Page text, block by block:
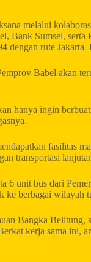
melalui
Bank Sumsel,
dengan rute
Babel akan
hanya ingin
fasilitas
transportasi
6 unit bus dari
ke berbagai wilayah
Bangka
kerja sama ini,